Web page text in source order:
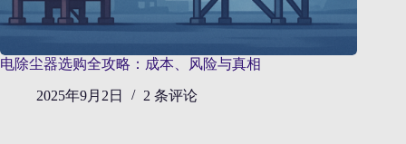
电除尘器选购全攻略：成本、风险与真相
2025年9月2日 2 条评论